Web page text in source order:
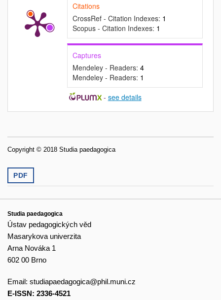
Citations
CrossRef - Citation Indexes: 1
Scopus - Citation Indexes: 1
Captures
Mendeley - Readers: 4
Mendeley - Readers: 1
- see details
Copyright © 2018 Studia paedagogica
PDF
Studia paedagogica
Ústav pedagogických věd
Masarykova univerzita
Arna Nováka 1
602 00 Brno
Email: studiapaedagogica@phil.muni.cz
E-ISSN: 2336-4521